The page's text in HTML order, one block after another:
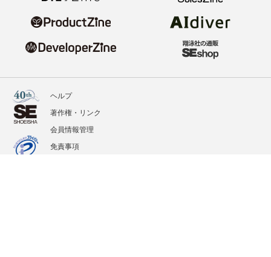
ヘルプ
著作権・リンク
会員情報管理
免責事項